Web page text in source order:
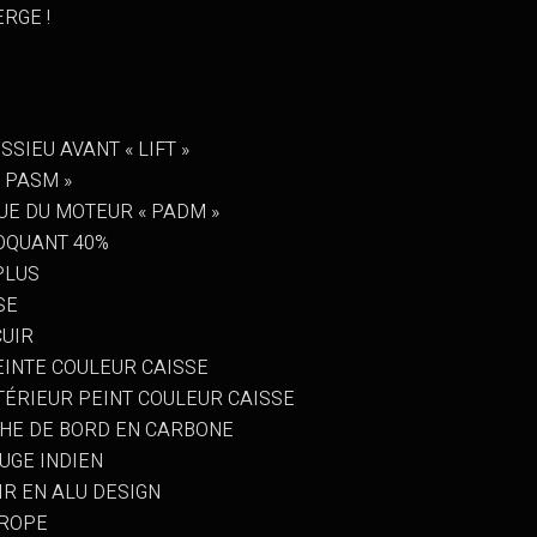
!
AVANT « LIFT »
»
DU MOTEUR « PADM »
40%
COULEUR CAISSE
PEINT COULEUR CAISSE
DE BORD EN CARBONE
INDIEN
EN ALU DESIGN